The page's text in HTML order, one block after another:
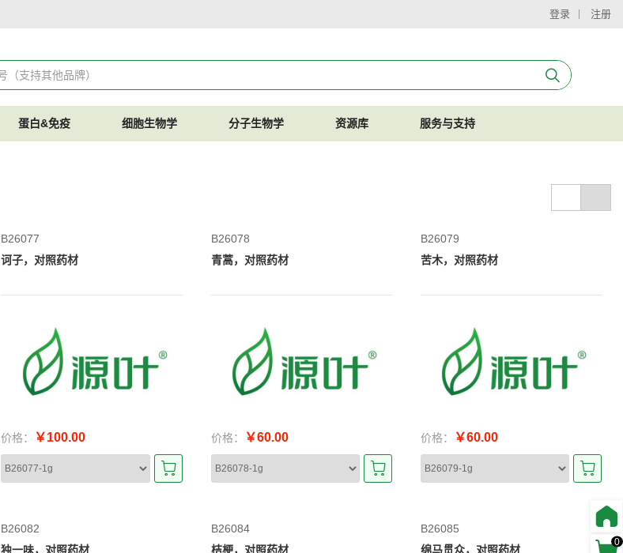
登录 注册
蛋白&免疫 细胞生物学 分子生物学 资源库 服务与支持
B26077
诃子，对照药材
价格： ￥100.00
B26078
青蒿，对照药材
价格： ￥60.00
B26079
苦木，对照药材
价格： ￥60.00
B26082
独一味，对照药材
B26084
桔梗，对照药材
B26085
绵马贯众，对照药材
0